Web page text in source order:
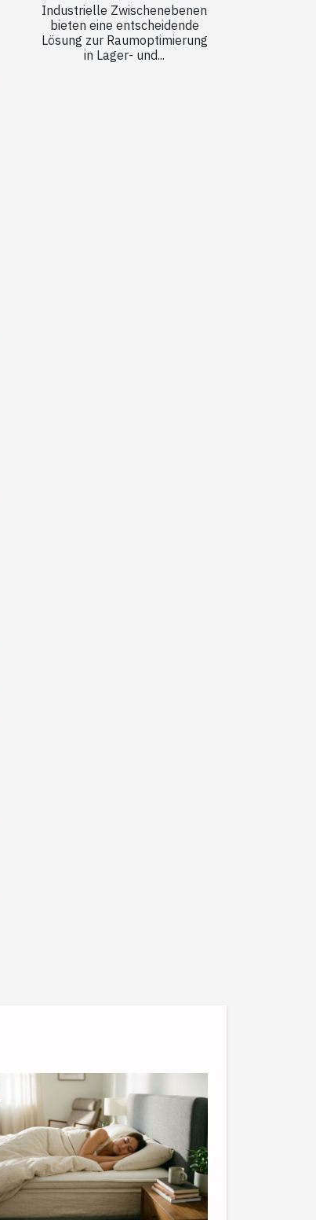
Industrielle Zwischenebenen
bieten eine entscheidende
Lösung zur Raumoptimierung
in Lager- und...